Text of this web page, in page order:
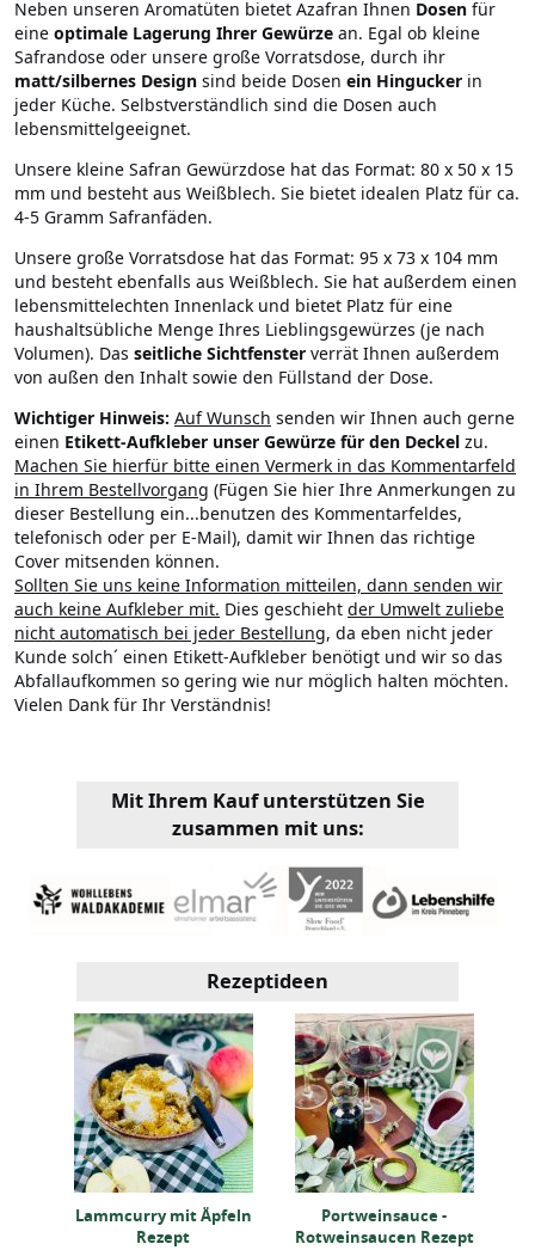
Neben unseren Aromatüten bietet Azafran Ihnen Dosen für
eine optimale Lagerung Ihrer Gewürze an. Egal ob kleine
Safrandose oder unsere große Vorratsdose, durch ihr
matt/silbernes Design sind beide Dosen ein Hingucker in
jeder Küche. Selbstverständlich sind die Dosen auch
lebensmittelgeeignet.
Unsere kleine Safran Gewürzdose hat das Format: 80 x 50 x 15
mm und besteht aus Weißblech. Sie bietet idealen Platz für ca.
4-5 Gramm Safranfäden.
Unsere große Vorratsdose hat das Format: 95 x 73 x 104 mm
und besteht ebenfalls aus Weißblech. Sie hat außerdem einen
lebensmittelechten Innenlack und bietet Platz für eine
haushaltsübliche Menge Ihres Lieblingsgewürzes (je nach
Volumen). Das seitliche Sichtfenster verrät Ihnen außerdem
von außen den Inhalt sowie den Füllstand der Dose.
Wichtiger Hinweis: Auf Wunsch senden wir Ihnen auch gerne
einen Etikett-Aufkleber unser Gewürze für den Deckel zu.
Machen Sie hierfür bitte einen Vermerk in das Kommentarfeld
in Ihrem Bestellvorgang (Fügen Sie hier Ihre Anmerkungen zu
dieser Bestellung ein...benutzen des Kommentarfeldes,
telefonisch oder per E-Mail), damit wir Ihnen das richtige
Cover mitsenden können.
Sollten Sie uns keine Information mitteilen, dann senden wir
auch keine Aufkleber mit. Dies geschieht der Umwelt zuliebe
nicht automatisch bei jeder Bestellung, da eben nicht jeder
Kunde solch´ einen Etikett-Aufkleber benötigt und wir so das
Abfallaufkommen so gering wie nur möglich halten möchten.
Vielen Dank für Ihr Verständnis!
Mit Ihrem Kauf unterstützen Sie
zusammen mit uns:
Rezeptideen
Lammcurry mit Äpfeln
Rezept
Portweinsauce -
Rotweinsaucen Rezept